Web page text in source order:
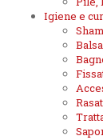
Igiene e